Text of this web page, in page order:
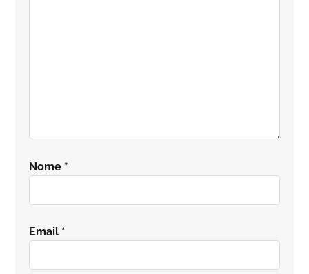
Nome *
Email *